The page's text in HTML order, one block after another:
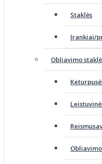
Staklės
Įrankiai/
Obliavimo